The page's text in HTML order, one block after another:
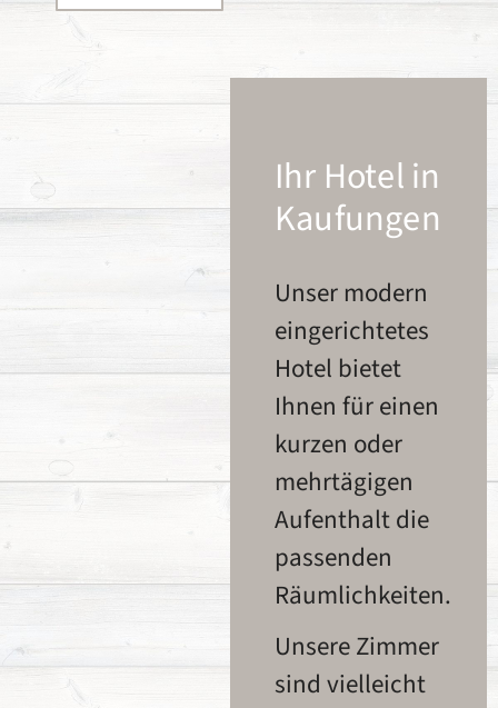
Ihr Hotel in
Kaufungen
Unser modern
eingerichtetes
Hotel bietet
Ihnen für einen
kurzen oder
mehrtägigen
Aufenthalt die
passenden
Räumlichkeiten.
Unsere Zimmer
sind vielleicht